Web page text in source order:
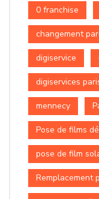
0 franchise
changement
digiservice
digiservices
mennecy
Pose de films
pose de film
Remplacement